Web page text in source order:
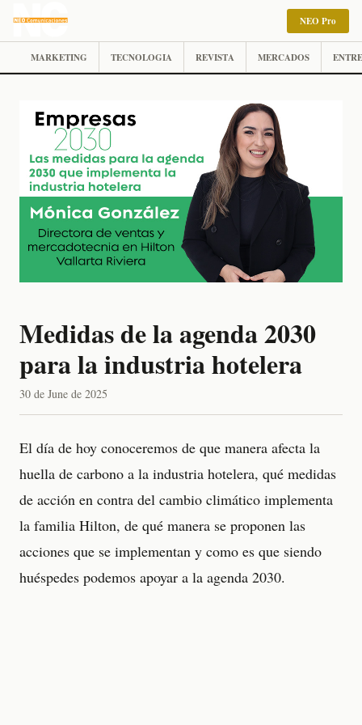
NEO Pro
MARKETING TECNOLOGIA REVISTA MERCADOS
Medidas de la agenda 2030
para la industria hotelera
30 de June de 2025
El día de hoy conoceremos de que manera afecta la
huella de carbono a la industria hotelera, qué medidas
de acción en contra del cambio climático implementa
la familia Hilton, de qué manera se proponen las
acciones que se implementan y como es que siendo
huéspedes podemos apoyar a la agenda 2030.